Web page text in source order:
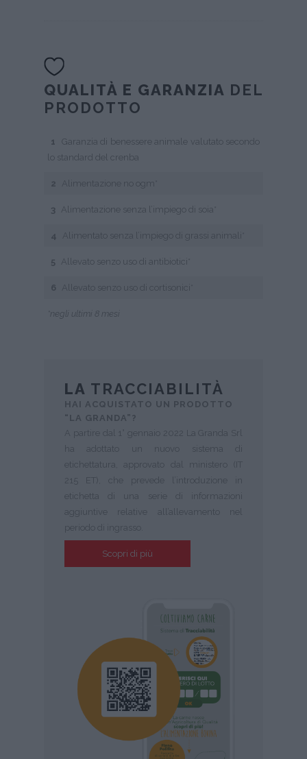
QUALITÀ E GARANZIA DEL
PRODOTTO
1
Garanzia di benessere animale valutato secondo
lo standard del crenba
4 Alimentato senza l’impiego di grassi animali*
2 Alimentazione no ogm*
5 Allevato senzo uso di antibiotici*
3 Alimentazione senza l’impiego di soia*
6 Allevato senzo uso di cortisonici*
*negli ultimi 8 mesi
LA TRACCIABILITÀ
HAI ACQUISTATO UN PRODOTTO
“LA GRANDA”?
A partire dal 1° gennaio 2022 La Granda Srl
ha adottato un nuovo sistema di
etichettatura, approvato dal ministero (IT
215 ET), che prevede l’introduzione in
etichetta di una serie di informazioni
aggiuntive relative all’allevamento nel
periodo di ingrasso.
Scopri di più